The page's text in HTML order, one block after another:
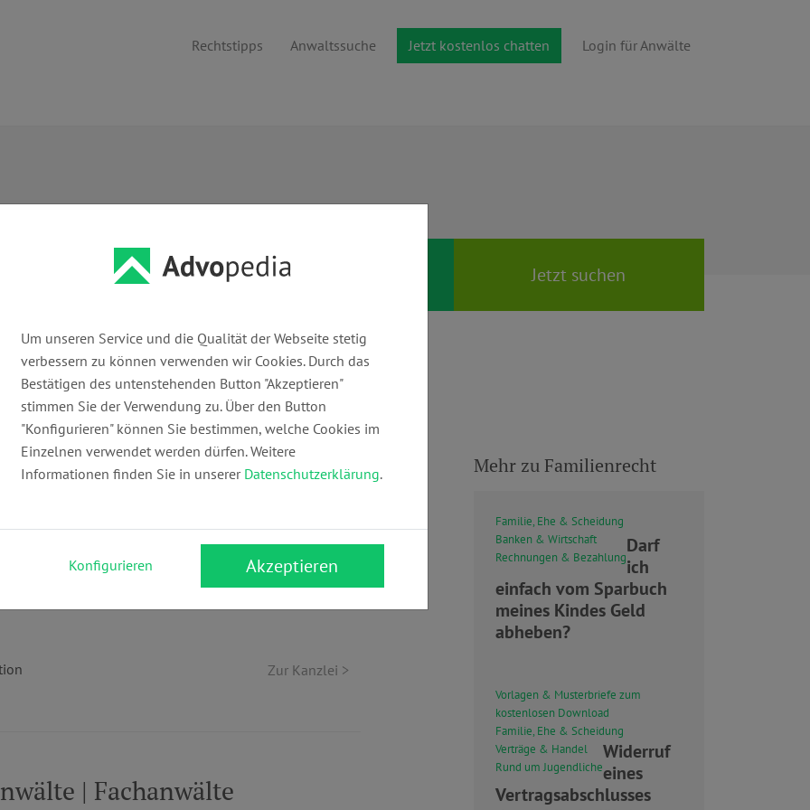
Rechtstipps Anwaltssuche Jetzt kostenlos chatten Login für Anwälte
... oder Anwaltsuche nach Namen
Suchen
| Fachanwalt für
| Mediator
www.machleb.eu
Zur Kanzlei >
| Fachanwälte
Mehr zu Familienrecht
Familie, Ehe & Scheidung
Banken & Wirtschaft
Rechnungen & Bezahlung
Darf
ich
einfach vom Sparbuch
meines Kindes Geld
abheben?
Vorlagen & Musterbriefe zum
kostenlosen Download
Familie, Ehe & Scheidung
Verträge & Handel
Rund um Jugendliche
Widerruf
eines
Vertragsabschlusses
Um unseren Service und die Qualität der Webseite stetig
verbessern zu können verwenden wir Cookies. Durch das
Bestätigen des untenstehenden Button "Akzeptieren"
stimmen Sie der Verwendung zu. Über den Button
"Konfigurieren" können Sie bestimmen, welche Cookies im
Einzelnen verwendet werden dürfen. Weitere
Informationen finden Sie in unserer Datenschutzerklärung.
Konfigurieren Akzeptieren